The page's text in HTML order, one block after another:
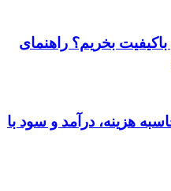
بخریم؟ راهنمای
هزینه، درآمد و سود با